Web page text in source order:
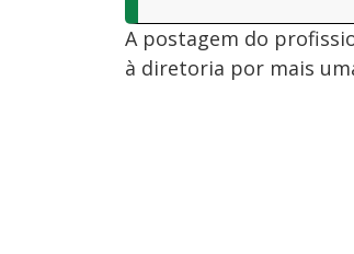
A postagem do
à diretoria por mais